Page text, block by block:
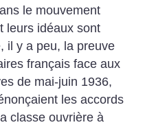
le mouvement
leurs idéaux sont
il y a peu, la preuve
français face aux
de mai-juin 1936,
les accords
classe ouvrière à